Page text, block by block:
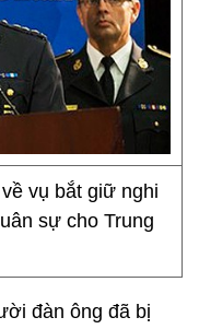
vụ bắt giữ nghi
sự cho Trung
đàn ông đã bị